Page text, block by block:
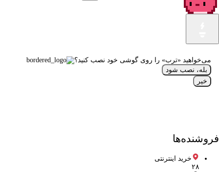
می‌خواهید «ترب» را روی گوشی خود نصب کنید؟
بله، نصب شود
خیر
فروشنده‌ها
خرید اینترنتی
۲۸